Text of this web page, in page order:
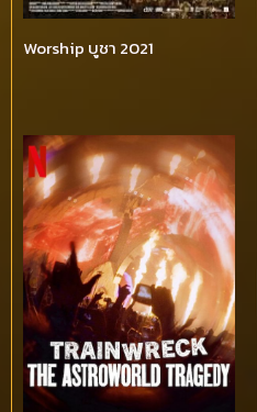
Worship บูชา 2021